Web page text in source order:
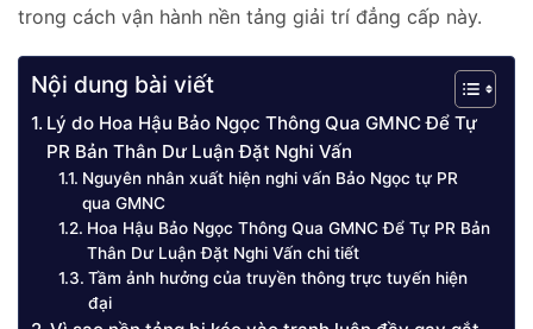
trong cách vận hành nền tảng giải trí đẳng cấp này.
Nội dung bài viết
Lý do Hoa Hậu Bảo Ngọc Thông Qua GMNC Để Tự
PR Bản Thân Dư Luận Đặt Nghi Vấn
Nguyên nhân xuất hiện nghi vấn Bảo Ngọc tự PR
qua GMNC
Hoa Hậu Bảo Ngọc Thông Qua GMNC Để Tự PR Bản
Thân Dư Luận Đặt Nghi Vấn chi tiết
Tầm ảnh hưởng của truyền thông trực tuyến hiện
đại